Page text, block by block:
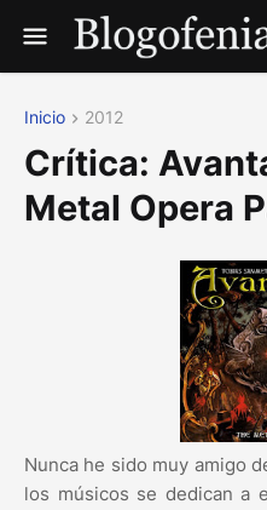
Inicio 2012
Crítica:
Metal Opera
Nunca he sido muy amigo
los músicos se dedican a